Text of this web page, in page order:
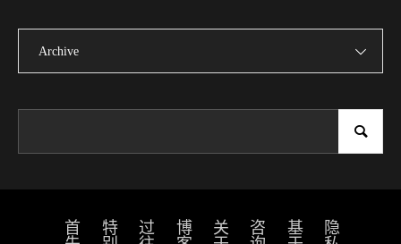
Archive
咨询
博客
首先